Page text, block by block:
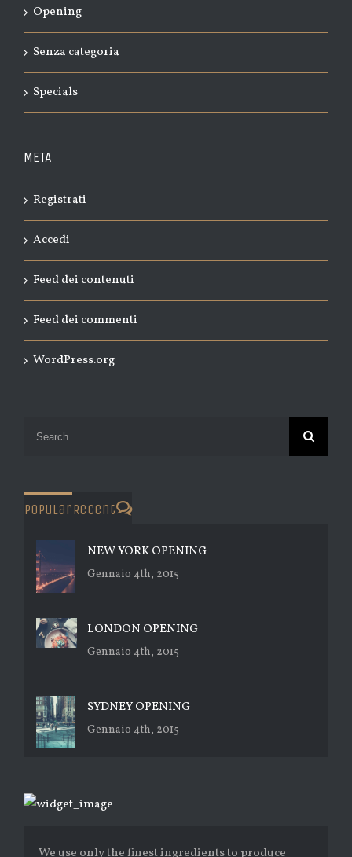
Opening
Senza categoria
Specials
META
Registrati
Accedi
Feed dei contenuti
Feed dei commenti
WordPress.org
PopularRecent
NEW YORK OPENING
Gennaio 4th, 2015
LONDON OPENING
Gennaio 4th, 2015
SYDNEY OPENING
Gennaio 4th, 2015
We use only the finest ingredients to produce